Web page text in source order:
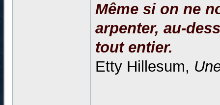
Même si on ne
arpenter, au-
tout entier.
Etty Hillesum,